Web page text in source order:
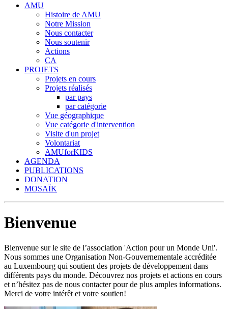
AMU
Histoire de AMU
Notre Mission
Nous contacter
Nous soutenir
Actions
CA
PROJETS
Projets en cours
Projets réalisés
par pays
par catégorie
Vue géographique
Vue catégorie d'intervention
Visite d'un projet
Volontariat
AMUforKIDS
AGENDA
PUBLICATIONS
DONATION
MOSAÏK
Bienvenue
Bienvenue sur le site de l’association 'Action pour un Monde Uni'.
Nous sommes une Organisation Non-Gouvernementale accréditée
au Luxembourg qui soutient des projets de développement dans
différents pays du monde. Découvrez nos projets et actions en cours
et n’hésitez pas de nous contacter pour de plus amples informations.
Merci de votre intérêt et votre soutien!